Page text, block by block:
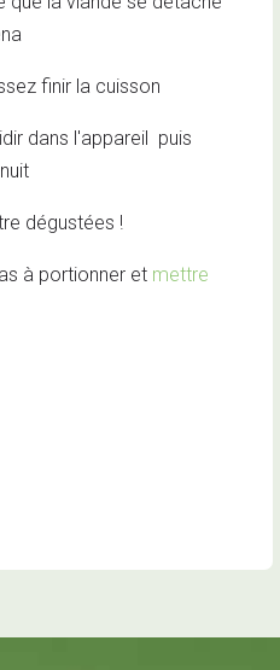
finir la cuisson
dans l'appareil puis
dégustées !
à portionner et mettre